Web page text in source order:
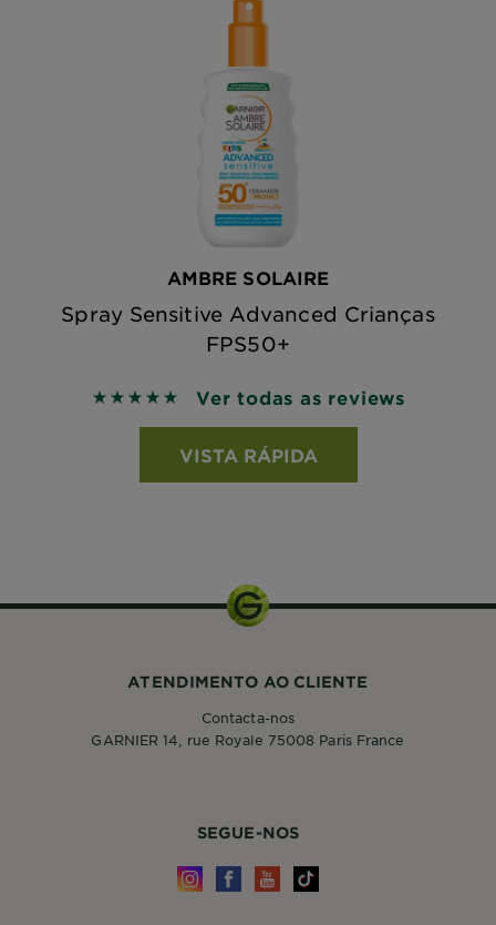
AMBRE SOLAIRE
Spray Sensitive Advanced Crianças
FPS50+
5 out of 5 stars based on reviews
Ver todas as reviews
VISTA RÁPIDA
SEGUE-NOS
ATENDIMENTO AO CLIENTE
Contacta-nos
GARNIER 14, rue Royale 75008 Paris France